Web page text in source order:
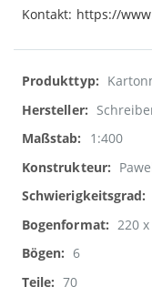
Kontakt: https://
Weitere
Informationen
1:400
220
6
70